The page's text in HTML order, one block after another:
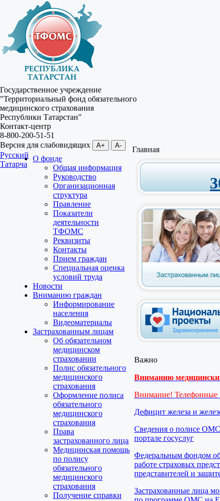
Государственное учреждение
"Территориальный фонд обязательного
медицинского страхования
Республики Татарстан"
Контакт-центр
8-800-200-51-51
Версия для слабовидящих
A+ A-
Русский
Татарча
О фонде
Общая информация
Руководство
Организационная
структура
Правление
Показатели
деятельности
ТФОМС
Реквизиты
Контакты
Прием граждан
Специальная оценка
условий труда
Новости
Вниманию граждан
Информирование
населения
Видеоматериалы
Застрахованным лицам
Об обязательном
медицинском
страховании
Полис обязательного
медицинского
страхования
Оформление полиса
обязательного
медицинского
страхования
Права
застрахованного лица
Медицинская помощь
по полису
обязательного
медицинского
страхования
Получение справки
Главная
Важно
Вниманию
Внимание! Телефонные
Дефицит железа и
Сведения о полисе
портале госуслуг
Федеральным фондом
работе страховых
представителей и
Застрахованные лица